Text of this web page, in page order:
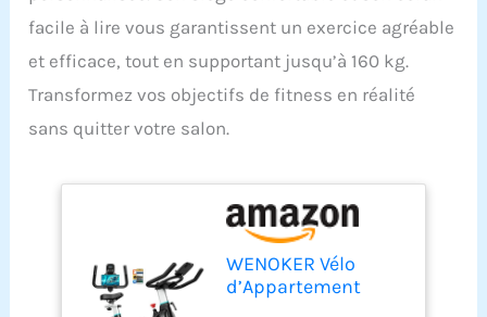
facile à lire vous garantissent un exercice agréable
et efficace, tout en supportant jusqu’à 160 kg.
Transformez vos objectifs de fitness en réalité
sans quitter votre salon.
WENOKER Vélo
d’Appartement